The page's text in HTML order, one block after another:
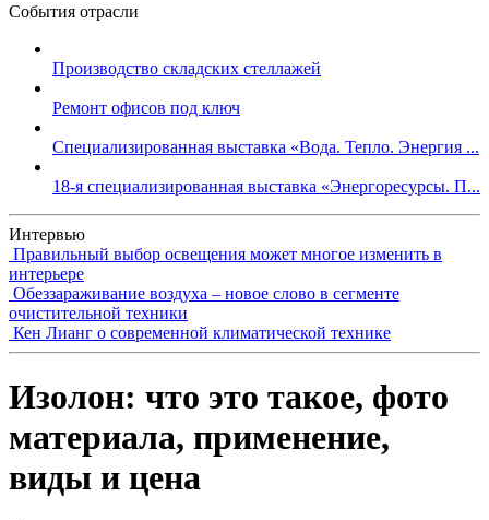
События отрасли
Производство складских стеллажей
Ремонт офисов под ключ
Специализированная выставка «Вода. Тепло. Энергия ...
18-я специализированная выставка «Энергоресурсы. П...
Интервью
Правильный выбор освещения может многое изменить в
интерьере
Обеззараживание воздуха – новое слово в сегменте
очистительной техники
Кен Лианг о современной климатической технике
Изолон: что это такое, фото
материала, применение,
виды и цена